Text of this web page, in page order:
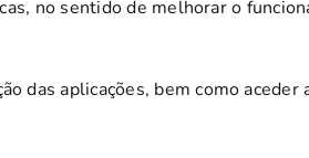
no sentido de melhorar o
das aplicações, bem como aceder